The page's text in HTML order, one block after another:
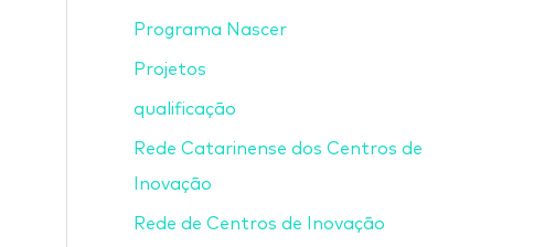
Programa Nascer
Projetos
qualificação
Rede Catarinense dos Centros de
Inovação
Rede de Centros de Inovação